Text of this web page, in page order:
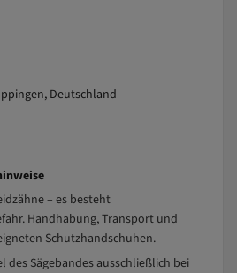
Deutschland
– es besteht
Handhabung, Transport und
Schutzhandschuhen.
des Sägebandes ausschließlich bei